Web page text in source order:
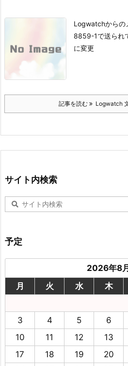
Logwatchからの
8859-1で送られ
に変更
記事を読む Logwatch
サイト内検索
予定
2026年8月
月
火 水 木
3
4 5 6
10
11 12 13
17
18 19 20